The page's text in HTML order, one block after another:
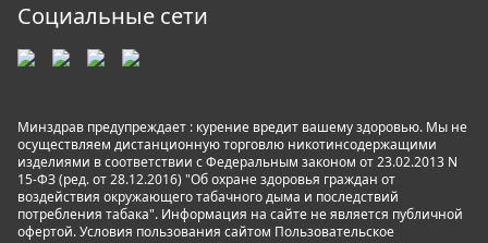
Социальные сети
Минздрав предупреждает : курение вредит вашему здоровью. Мы не
осуществляем дистанционную торговлю никотинсодержащими
изделиями в соответствии с Федеральным законом от 23.02.2013 N
15-ФЗ (ред. от 28.12.2016) "Об охране здоровья граждан от
воздействия окружающего табачного дыма и последствий
потребления табака". Информация на сайте не является публичной
офертой. Условия пользования сайтом Пользовательское